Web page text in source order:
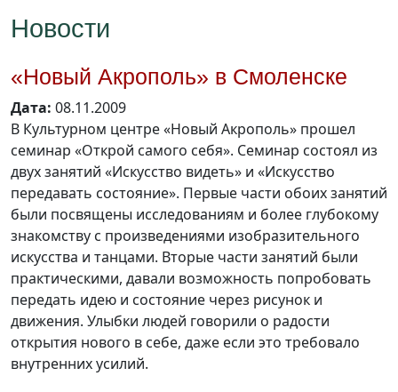
Новости
«Новый Акрополь» в Смоленске
Дата: 08.11.2009
В Культурном центре «Новый Акрополь» прошел
семинар «Открой самого себя». Семинар состоял из
двух занятий «Искусство видеть» и «Искусство
передавать состояние». Первые части обоих занятий
были посвящены исследованиям и более глубокому
знакомству с произведениями изобразительного
искусства и танцами. Вторые части занятий были
практическими, давали возможность попробовать
передать идею и состояние через рисунок и
движения. Улыбки людей говорили о радости
открытия нового в себе, даже если это требовало
внутренних усилий.